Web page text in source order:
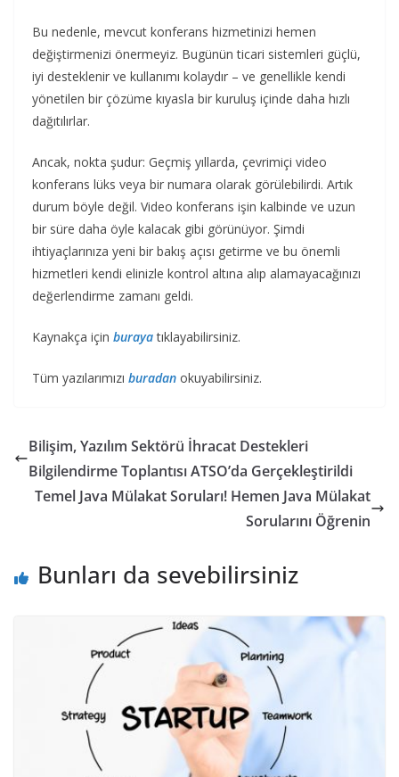
Bu nedenle, mevcut konferans hizmetinizi hemen
değiştirmenizi önermeyiz. Bugünün ticari sistemleri güçlü,
iyi desteklenir ve kullanımı kolaydır – ve genellikle kendi
yönetilen bir çözüme kıyasla bir kuruluş içinde daha hızlı
dağıtılırlar.
Ancak, nokta şudur: Geçmiş yıllarda, çevrimiçi video
konferans lüks veya bir numara olarak görülebilirdi. Artık
durum böyle değil. Video konferans işin kalbinde ve uzun
bir süre daha öyle kalacak gibi görünüyor. Şimdi
ihtiyaçlarınıza yeni bir bakış açısı getirme ve bu önemli
hizmetleri kendi elinizle kontrol altına alıp alamayacağınızı
değerlendirme zamanı geldi.
Kaynakça için burayatıklayabilirsiniz.
Tüm yazılarımızı buradan okuyabilirsiniz.
Bilişim, Yazılım Sektörü İhracat Destekleri
Bilgilendirme Toplantısı ATSO’da Gerçekleştirildi
Temel Java Mülakat Soruları! Hemen Java Mülakat
Sorularını Öğrenin
Bunları da sevebilirsiniz